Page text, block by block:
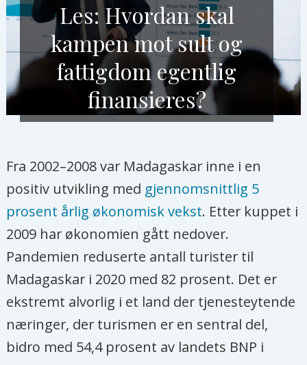
Les: Hvordan skal
kampen mot sult og
fattigdom egentlig
finansieres?
Fra 2002–2008 var Madagaskar inne i en
positiv utvikling med gjennomsnittlig 5
prosent årlig økonomisk vekst. Etter kuppet i
2009 har økonomien gått nedover.
Pandemien reduserte antall turister til
Madagaskar i 2020 med 82 prosent. Det er
ekstremt alvorlig i et land der tjenesteytende
næringer, der turismen er en sentral del,
bidro med 54,4 prosent av landets BNP i